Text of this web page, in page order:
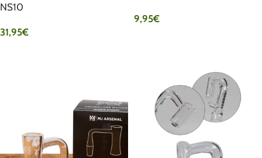
NS10
31,95€
9,95€